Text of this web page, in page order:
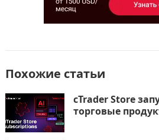
Похожие статьи
cTrader Store
торговые